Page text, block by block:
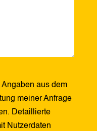
aus dem
meiner Anfrage
Detaillierte
Nutzerdaten